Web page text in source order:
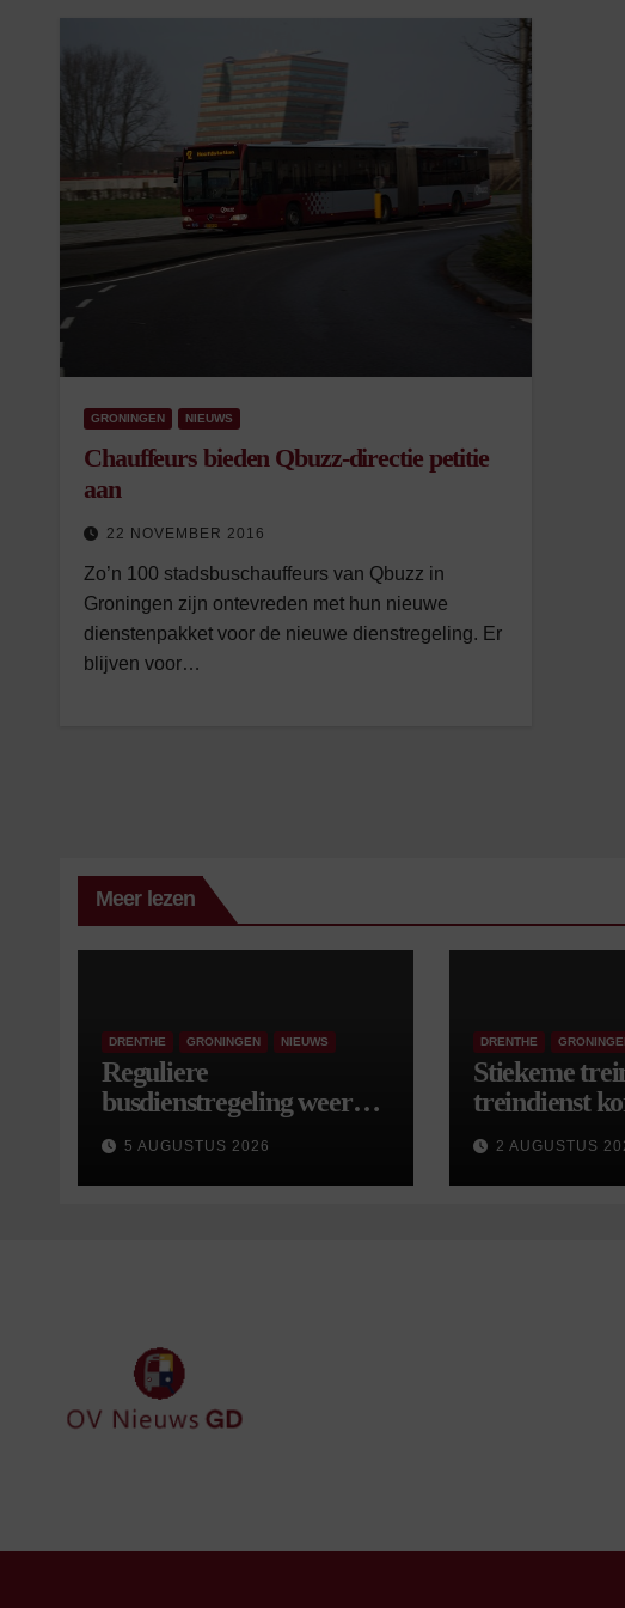
GRONINGEN NIEUWS
Chauffeurs bieden Qbuzz-directie petitie
aan
22 NOVEMBER 2016
Zo’n 100 stadsbuschauffeurs van Qbuzz in
Groningen zijn ontevreden met hun nieuwe
dienstenpakket voor de nieuwe dienstregeling. Er
blijven voor…
Meer lezen
DRENTHE GRONINGEN NIEUWS
Reguliere
busdienstregeling weer
van start, met kleine
wijzigingen
5 AUGUSTUS 2026
DRENTHE
Stiekeme
treindienst
2 AUGUSTUS